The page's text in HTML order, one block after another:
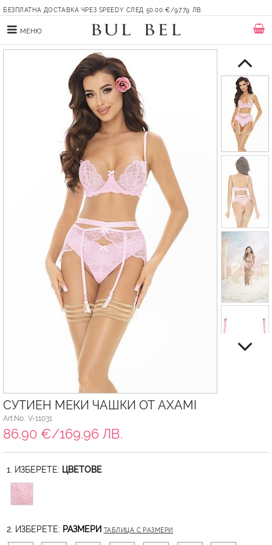
БЕЗПЛАТНА ДОСТАВКА ЧРЕЗ SPEEDY СЛЕД 50.00 €/97.79 ЛВ.
МЕНЮ
СУТИЕН МЕКИ ЧАШКИ ОТ AXAMI
Art.No.: V-11031
86.90 €/169.96 ЛВ.
1. ИЗБЕРЕТЕ: ЦВЕТОВЕ
2. ИЗБЕРЕТЕ: РАЗМЕРИ ТАБЛИЦА С РАЗМЕРИ